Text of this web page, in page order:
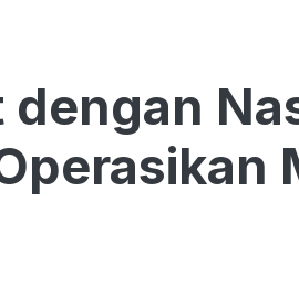
dengan